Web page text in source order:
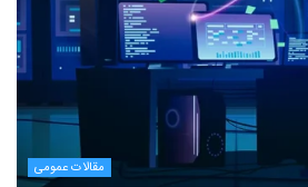
مقالات عمومی